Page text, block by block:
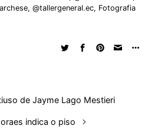
t
d
r
s
k
r
, @tallergeneral.ec, Fotografia
de Jayme Lago Mestieri
indica o piso